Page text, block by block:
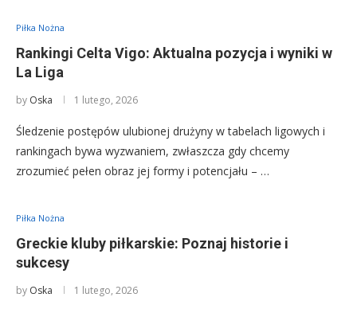
Piłka Nożna
Rankingi Celta Vigo: Aktualna pozycja i wyniki w
La Liga
by Oska 1 lutego, 2026
Śledzenie postępów ulubionej drużyny w tabelach ligowych i
rankingach bywa wyzwaniem, zwłaszcza gdy chcemy
zrozumieć pełen obraz jej formy i potencjału – …
Piłka Nożna
Greckie kluby piłkarskie: Poznaj historie i
sukcesy
by Oska 1 lutego, 2026